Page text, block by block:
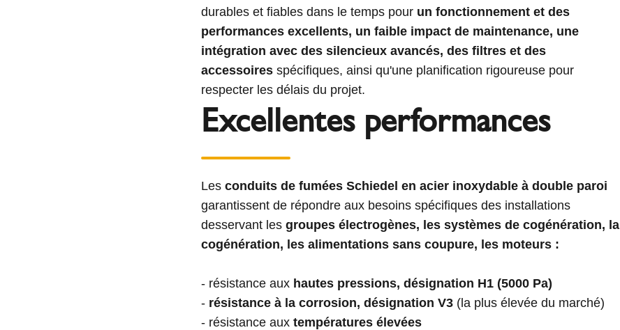
durables et fiables dans le temps pour un fonctionnement et des
performances excellents, un faible impact de maintenance, une
intégration avec des silencieux avancés, des filtres et des
accessoires spécifiques, ainsi qu'une planification rigoureuse pour
respecter les délais du projet.
Excellentes performances
Les conduits de fumées Schiedel en acier inoxydable à double paroi
garantissent de répondre aux besoins spécifiques des installations
desservant les groupes électrogènes, les systèmes de cogénération, la
cogénération, les alimentations sans coupure, les moteurs :
- résistance aux hautes pressions, désignation H1 (5000 Pa)
- résistance à la corrosion, désignation V3 (la plus élevée du marché)
- résistance aux températures élevées